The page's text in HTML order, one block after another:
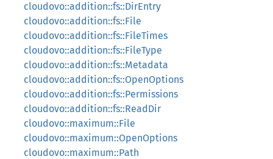
cloudovo::addition::fs::DirEntry
cloudovo::addition::fs::File
cloudovo::addition::fs::FileTimes
cloudovo::addition::fs::FileType
cloudovo::addition::fs::Metadata
cloudovo::addition::fs::OpenOptions
cloudovo::addition::fs::Permissions
cloudovo::addition::fs::ReadDir
cloudovo::maximum::File
cloudovo::maximum::OpenOptions
cloudovo::maximum::Path